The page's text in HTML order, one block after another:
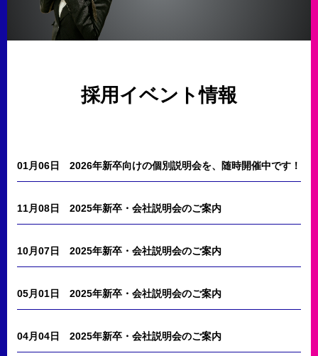
採用イベント情報
01月06日 2026年新卒向けの個別説明会を、随時開催中です！
11月08日 2025年新卒・会社説明会のご案内
10月07日 2025年新卒・会社説明会のご案内
05月01日 2025年新卒・会社説明会のご案内
04月04日 2025年新卒・会社説明会のご案内